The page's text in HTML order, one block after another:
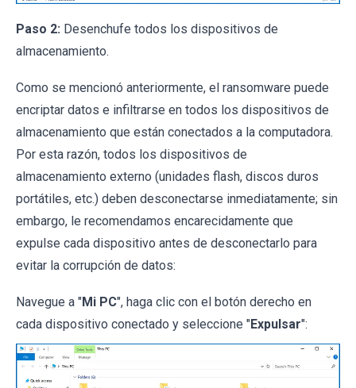
Paso 2: Desenchufe todos los dispositivos de
almacenamiento.
Como se mencionó anteriormente, el ransomware puede
encriptar datos e infiltrarse en todos los dispositivos de
almacenamiento que están conectados a la computadora.
Por esta razón, todos los dispositivos de
almacenamiento externo (unidades flash, discos duros
portátiles, etc.) deben desconectarse inmediatamente; sin
embargo, le recomendamos encarecidamente que
expulse cada dispositivo antes de desconectarlo para
evitar la corrupción de datos:
Navegue a "Mi PC", haga clic con el botón derecho en
cada dispositivo conectado y seleccione "Expulsar":